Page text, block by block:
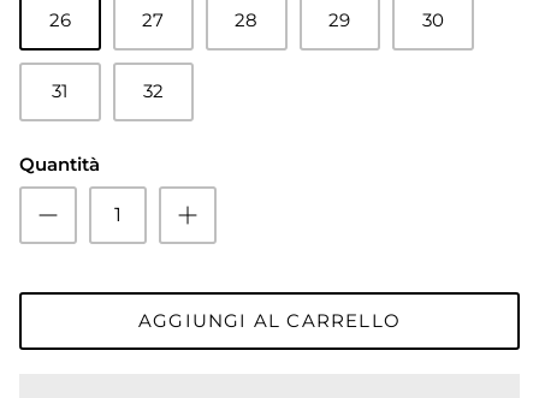
26 27 28 29 30
31 32
Quantità
AGGIUNGI AL CARRELLO